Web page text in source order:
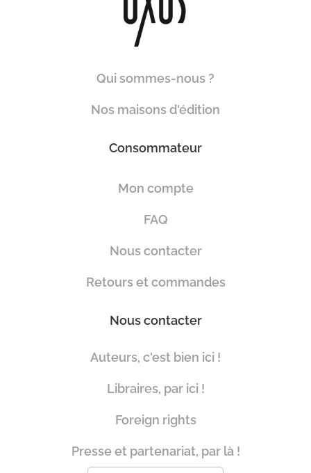
Qui sommes-nous ?
Nos maisons d'édition
Consommateur
Mon compte
FAQ
Nous contacter
Retours et commandes
Nous contacter
Auteurs, c'est bien ici !
Libraires, par ici !
Foreign rights
Presse et partenariat, par là !